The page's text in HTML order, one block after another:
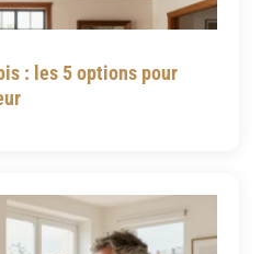
: les 5 options pour